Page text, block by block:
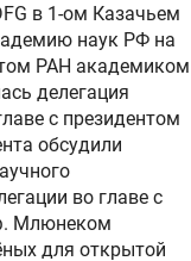
в 1-ом Казачьем
наук РФ на
РАН академиком
делегация
с президентом
обсудили
во главе с
Млюнеком
для открытой